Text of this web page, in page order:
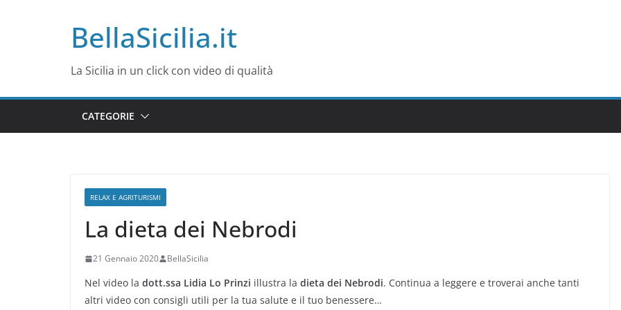
BellaSicilia.it
La Sicilia in un click con video di qualità
CATEGORIE
RELAX E AGRITURISMI
La dieta dei Nebrodi
21 Gennaio 2020 BellaSicilia
Nel video la dott.ssa Lidia Lo Prinzi illustra la dieta dei Nebrodi. Continua a leggere e troverai anche tanti
altri video con consigli utili per la tua salute e il tuo benessere…